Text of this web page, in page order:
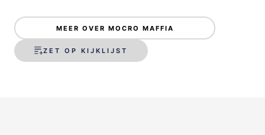
MEER OVER MOCRO MAFFIA
ZET OP KIJKLIJST